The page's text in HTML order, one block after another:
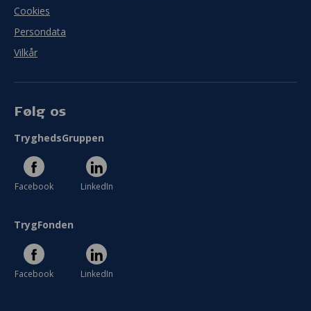
Cookies
Persondata
Vilkår
Følg os
TryghedsGruppen
Facebook LinkedIn
TrygFonden
Facebook LinkedIn